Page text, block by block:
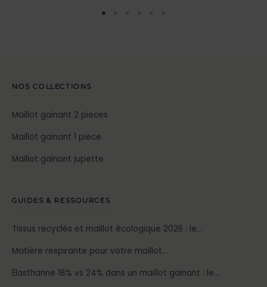
NOS COLLECTIONS
Maillot gainant 2 pieces
Maillot gainant 1 piece
Maillot gainant jupette
GUIDES & RESSOURCES
Tissus recyclés et maillot écologique 2026 : le…
Matière respirante pour votre maillot…
Élasthanne 18% vs 24% dans un maillot gainant : le…